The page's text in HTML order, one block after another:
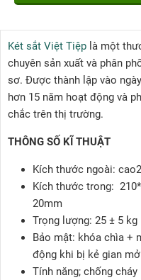
Két sắt Việt Tiệp là một
chuyên sản xuất và phân
sơ. Được thành lập vào
hơn 15 năm hoạt động và
chắc trên thị trường.
THÔNG SỐ KĨ THUẬT
Kích thước ngoài:
Kích thước trong:
20mm
Trọng lượng: 25 ± 5 kg
Bảo mật: khóa chìa +
động khi bị kẻ gian
Tính năng; chống cháy